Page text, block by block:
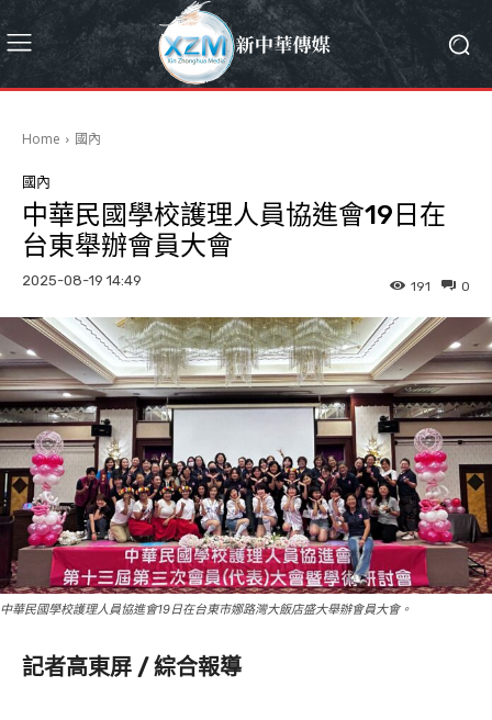
Home 國內
國內
中華民國學校護理人員協進會19日在
台東舉辦會員大會
2025-08-19 14:49 0
191
中華民國學校護理人員協進會19日在台東市娜路灣大飯店盛大舉辦會員大會。
記者高東屏 / 綜合報導